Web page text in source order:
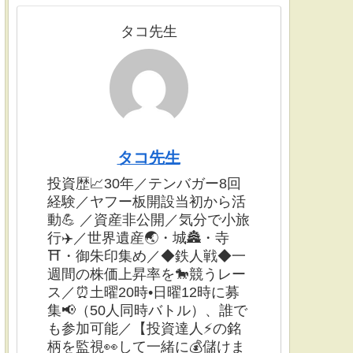
タコ先生
タコ先生
投資歴📈30年／テンバガー8回
経験／ヤフー板開設当初から活
動💪 ／資産非公開／気分で小旅
行✈️／世界遺産🌏・城🏯・寺
⛩・御朱印集め／◆鉄人戦◆一
週間の株価上昇率を🐎競うレー
ス／⏰土曜20時•日曜12時に募
集📢（50人同時バトル）、誰で
も参加可能／【投資達人⚡️の銘
柄を監視👀して一緒に💰儲けま